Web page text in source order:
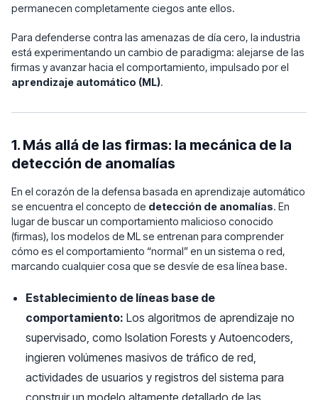
permanecen completamente ciegos ante ellos.
Para defenderse contra las amenazas de día cero, la industria
está experimentando un cambio de paradigma: alejarse de las
firmas y avanzar hacia el comportamiento, impulsado por el
aprendizaje automático (ML).
1. Más allá de las firmas: la mecánica de la
detección de anomalías
En el corazón de la defensa basada en aprendizaje automático
se encuentra el concepto de detección de anomalías. En
lugar de buscar un comportamiento malicioso conocido
(firmas), los modelos de ML se entrenan para comprender
cómo es el comportamiento “normal” en un sistema o red,
marcando cualquier cosa que se desvíe de esa línea base.
Establecimiento de líneas base de
comportamiento: Los algoritmos de aprendizaje no
supervisado, como Isolation Forests y Autoencoders,
ingieren volúmenes masivos de tráfico de red,
actividades de usuarios y registros del sistema para
construir un modelo altamente detallado de las